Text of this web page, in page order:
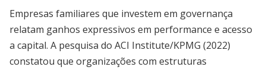
Empresas familiares que investem em governança
relatam ganhos expressivos em performance e acesso
a capital. A pesquisa do ACI Institute/KPMG (2022)
constatou que organizações com estruturas